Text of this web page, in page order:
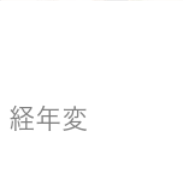
年変